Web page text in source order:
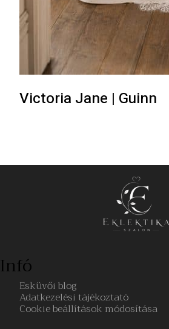
Victoria Jane | Guinn
Infó
Esküvői blog
Adatkezelési tájékoztató
Cookie beállítások módosítása